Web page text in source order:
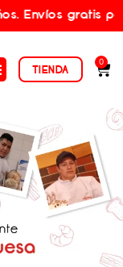
gratis por
TIENDA
0